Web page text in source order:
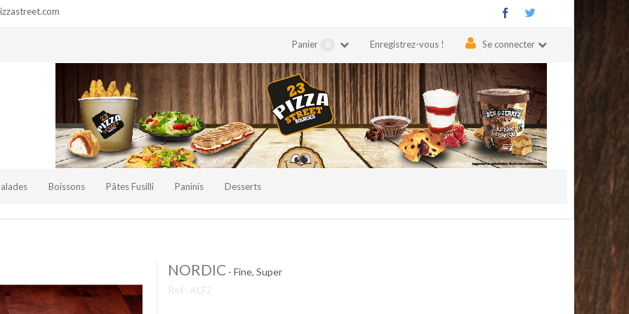
Enregistrez-vous ! Se connecter
Panier 0
Boissons Pâtes Fusilli Paninis Desserts
NORDIC - Fine, Super
Ref.: ALF2